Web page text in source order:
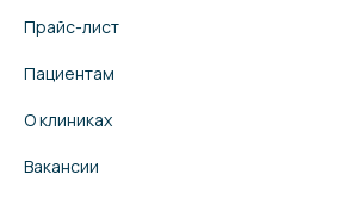
Прайс-лист
Пациентам
О клиниках
Вакансии